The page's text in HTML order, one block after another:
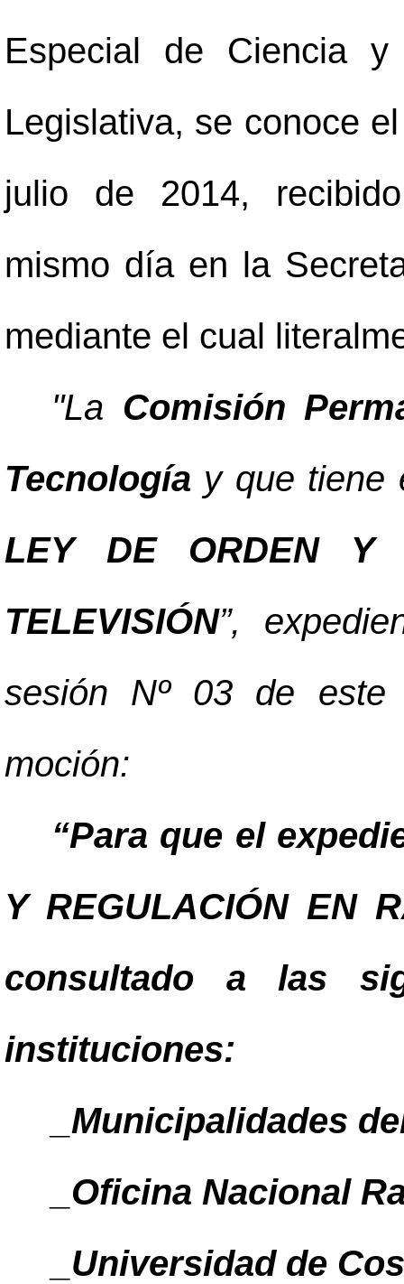
Especial de Ciencia
Legislativa, se conoce
julio de 2014,
mismo día en la
mediante el cual
"La Comisión
Tecnología y que tiene
LEY DE ORDEN Y
TELEVISIÓN”,
sesión Nº 03 de este
moción:
“Para que el
Y REGULACIÓN EN
consultado a las
instituciones:
_Municipalidades
_Oficina Nacional
_Universidad de